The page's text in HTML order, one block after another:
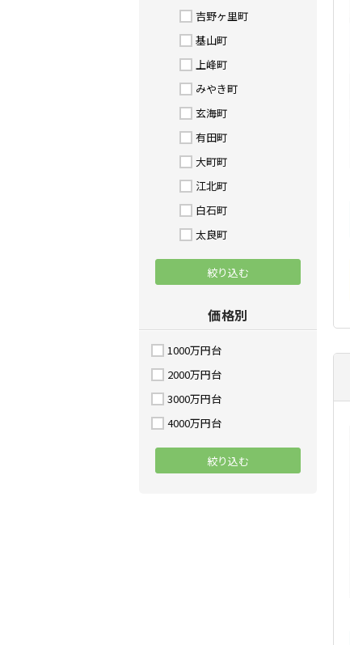
吉野ヶ里町
基山町
上峰町
みやき町
玄海町
有田町
大町町
江北町
白石町
太良町
価格別
1000万円台
2000万円台
3000万円台
4000万円台